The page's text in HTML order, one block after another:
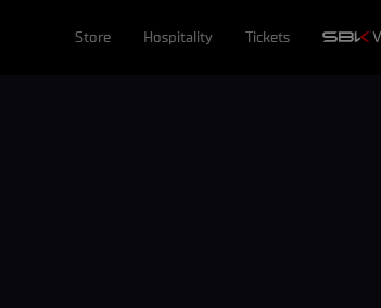
Store Hospitality Tickets